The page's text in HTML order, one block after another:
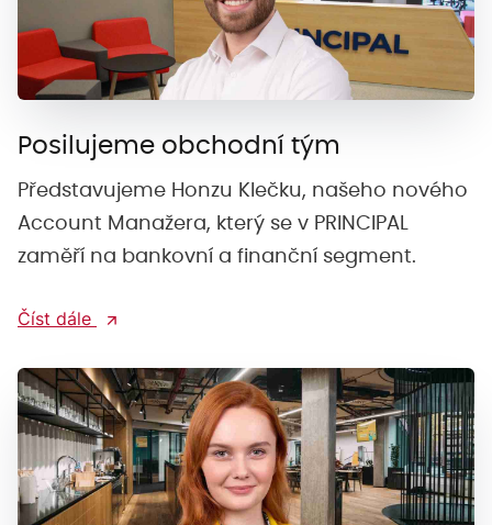
Posilujeme obchodní tým
Představujeme Honzu Klečku, našeho nového
Account Manažera, který se v PRINCIPAL
zaměří na bankovní a finanční segment.
Číst dále